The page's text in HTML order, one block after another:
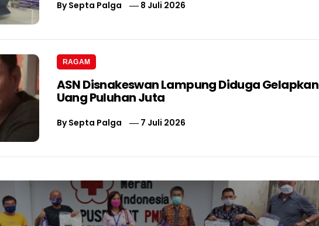
BySepta Palga 8 Juli 2026
RAGAM
ASN Disnakeswan Lampung Diduga Gelapkan
Uang Puluhan Juta
BySepta Palga 7 Juli 2026